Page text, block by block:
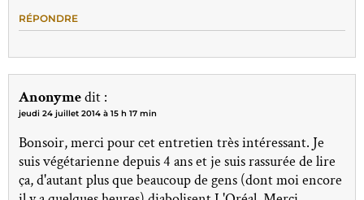
RÉPONDRE
Anonymedit :
jeudi 24 juillet 2014 à 15 h 17 min
Bonsoir, merci pour cet entretien très intéressant. Je
suis végétarienne depuis 4 ans et je suis rassurée de lire
ça, d'autant plus que beaucoup de gens (dont moi encore